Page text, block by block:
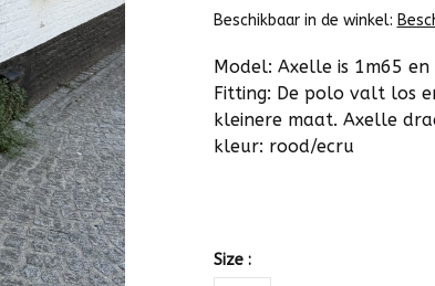
Beschikbaar in de winkel:
Model: Axelle is 1m65
Fitting: De polo valt los
kleinere maat. Axelle
kleur: rood/ecru
Size :